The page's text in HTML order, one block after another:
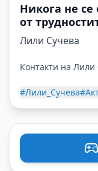
Никога не
от
Лили Сучева
Контакти на Лили
#Лили_Сучева